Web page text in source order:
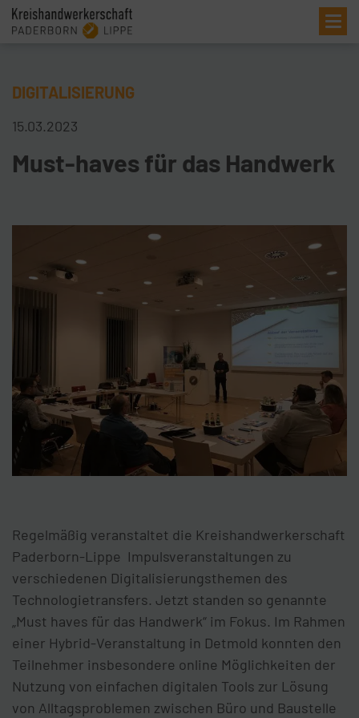
DIGITALISIERUNG
15.03.2023
Must-haves für das Handwerk
Regelmäßig veranstaltet die Kreishandwerkerschaft
Paderborn-Lippe Impulsveranstaltungen zu
verschiedenen Digitalisierungsthemen des
Technologietransfers. Jetzt standen so genannte
„Must haves für das Handwerk“ im Fokus. Im Rahmen
einer Hybrid-Veranstaltung in Detmold konnten den
Teilnehmer insbesondere online Möglichkeiten der
Nutzung von einfachen digitalen Tools zur Lösung
von Alltagsproblemen zwischen Büro und Baustelle